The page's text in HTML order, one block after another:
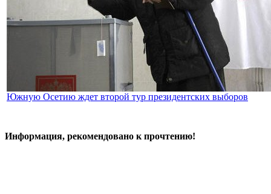
Южную Осетию ждет второй тур президентских выборов
Информация, рекомендовано к прочтению!